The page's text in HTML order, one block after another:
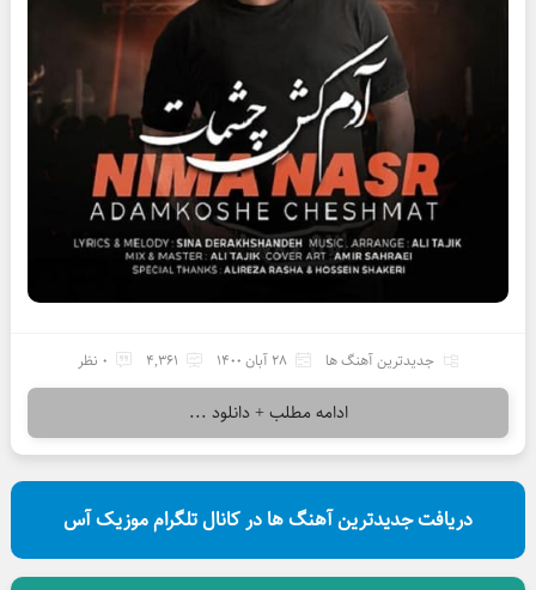
جدیدترین آهنگ ها 28 آبان 1400 4,361 0 نظر
ادامه مطلب + دانلود ...
دریافت جدیدترین آهنگ ها در کانال تلگرام موزیک آس